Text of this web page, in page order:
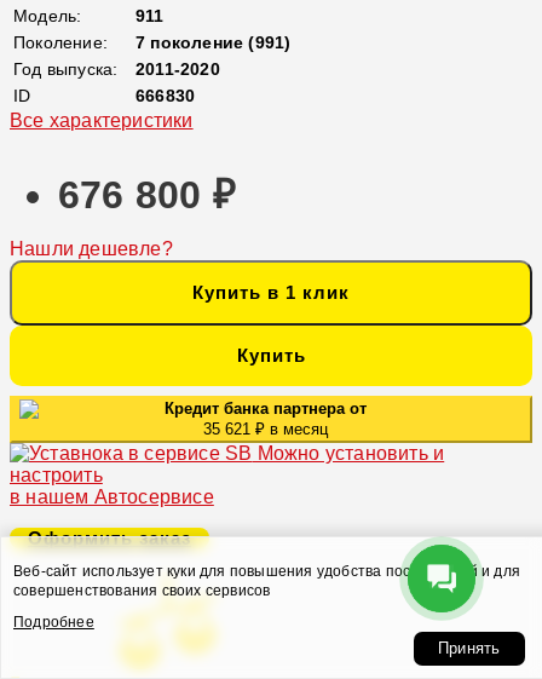
Модель:
911
Поколение:
7 поколение (991)
Год выпуска:
2011-2020
ID
666830
Все характеристики
676 800 ₽
Нашли дешевле?
Купить в 1 клик
Купить
Кредит банка партнера от
35 621 ₽ в месяц
Можно установить и
настроить
в нашем Автосервисе
Оформить заказ
Веб-сайт использует куки для повышения удобства посетителей и для
совершенствования своих сервисов
Подробнее
Принять